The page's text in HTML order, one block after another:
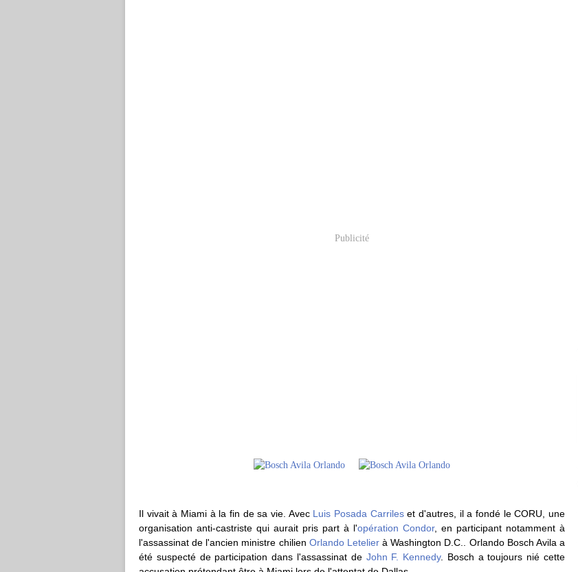
Publicité
Il vivait à Miami à la fin de sa vie. Avec Luis Posada Carrileset d'autres, il a fondé le CORU, une
organisation anti-castriste qui aurait pris part à l'opération Condor, en participant notamment à
l'assassinat de l'ancien ministre chilien Orlando Letelierà Washington D.C.. Orlando Bosch Avila a
été suspecté de participation dans l'assassinat de John F. Kennedy. Bosch a toujours nié cette